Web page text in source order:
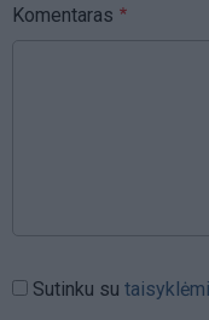
Komentaras
Sutinku su